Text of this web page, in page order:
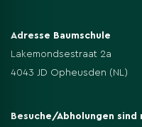
Adresse Baumschule
Lakemondsestraat 2a
4043 JD Opheusden (NL)
Besuche/Abholungen sind